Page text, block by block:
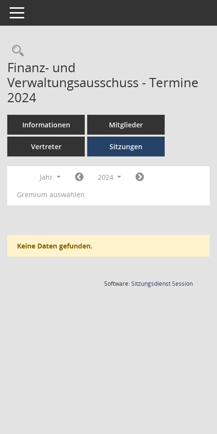
Toggle navigation
Finanz- und
Verwaltungsausschuss - Termine
2024
Informationen Mitglieder
Vertreter Sitzungen
Jahr
2024
Gremium auswählen
Keine Daten gefunden.
Software:SitzungsdienstSession(Wird in